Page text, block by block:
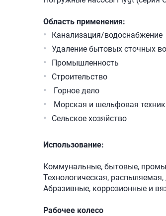
Область применения:
Канализация/водоснабжение
Удаление бытовых сточных
Промышленность
Строительство
Горное дело
Морская и шельфовая
Сельское хозяйство
Использование:
Коммунальные, бытовые,
Технологическая,
Абразивные, коррозионные и
Рабочее колесо